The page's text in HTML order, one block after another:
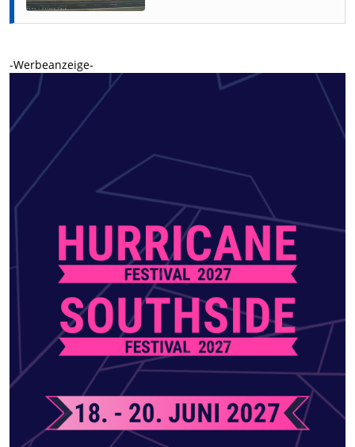
-Werbeanzeige-